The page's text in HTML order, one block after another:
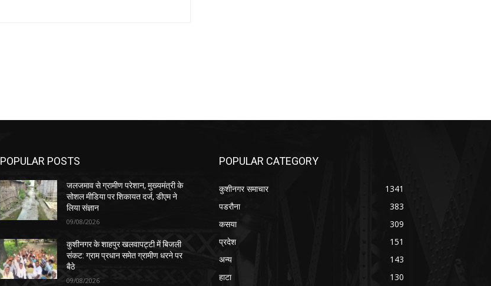
POPULAR POSTS
जलजमाव से ग्रामीण परेशान, मुख्यमंत्री के
सोशल मीडिया पर शिकायत दर्ज, डीएम ने
लिया संज्ञान
09/08/2026
कुशीनगर के शाहपुर खलवापट्टी में बिजली
संकट: ग्राम प्रधान समेत ग्रामीण धरने पर
बैठे
09/08/2026
POPULAR CATEGORY
कुशीनगर समाचार
1341
पडरौना
383
कसया
309
प्रदेश
151
अन्य
143
हाटा
130